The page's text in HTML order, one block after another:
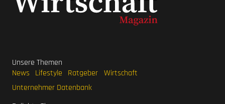
Unsere Themen
News
Lifestyle Ratgeber Wirtschaft
Unternehmer Datenbank